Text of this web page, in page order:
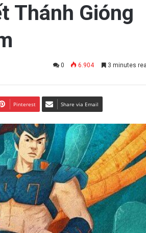
Thánh Gióng
0 6.904 3 minutes
Pinterest Share via Email